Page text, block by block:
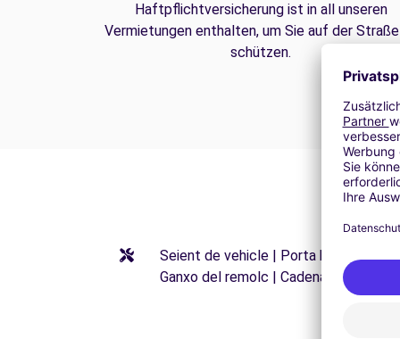
Haftpflichtversicherung ist in all unseren
Vermietungen enthalten, um Sie auf der
schützen.
Seient de vehicle | Porta bicicletes |
Ganxo del remolc | Cadenas para nieve